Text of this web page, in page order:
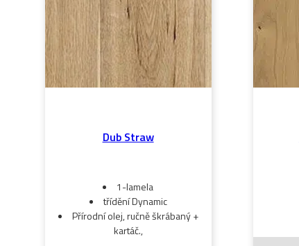
Dub Straw
1-lamela
třídění Dynamic
Přírodní olej, ručně škrábaný +
kartáč.,